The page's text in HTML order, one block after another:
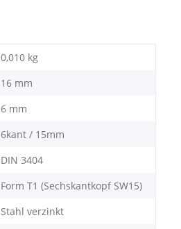
0,010 kg
16 mm
6 mm
6kant / 15mm
DIN 3404
Form T1 (Sechskantkopf SW15)
Stahl verzinkt